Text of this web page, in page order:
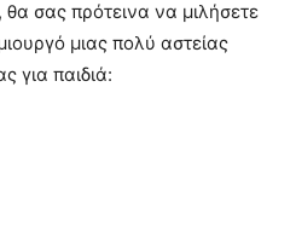
σας πρότεινα να μιλήσετε
μιας πολύ αστείας
για παιδιά: